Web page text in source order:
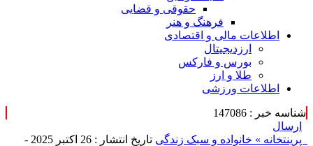
حقوقی و قضایی
فرهنگ و هنر
اطلاعات مالی و اقتصادی
ارزدیجیتال
بورس و فارکس
طلا و ارز
اطلاعات ورزشی
شناسه خبر : 147086
ارسال
پرینتخانه » خانواده و سبک زندگی
تاریخ انتشار : 26 اکتبر 2025 -